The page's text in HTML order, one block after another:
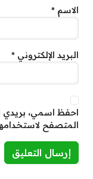
الاسم *
البريد الإلكتروني *
احفظ اسمي، بريدي
المتصفح